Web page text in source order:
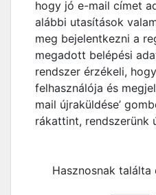
hogy jó e-mail címet
alábbi utasítások
meg bejelentkezni a
megadott belépési
rendszer érzékeli,
felhasználója és
mail újraküldése’
rákattint, rendszerünk
Hasznosnak